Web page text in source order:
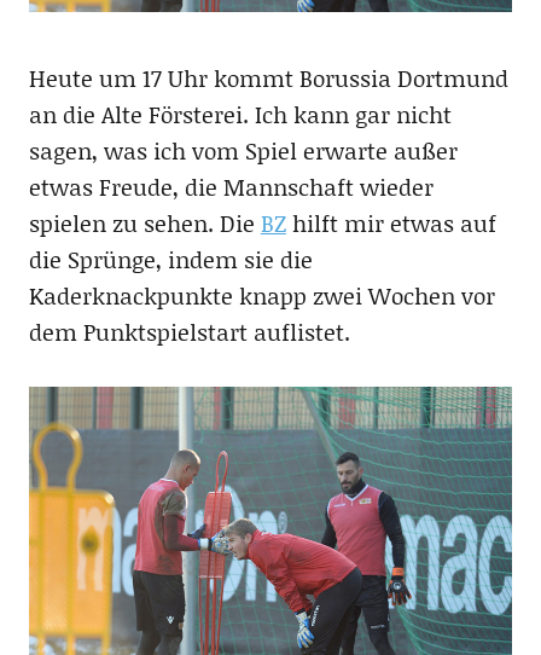
Heute um 17 Uhr kommt Borussia Dortmund
an die Alte Försterei. Ich kann gar nicht
sagen, was ich vom Spiel erwarte außer
etwas Freude, die Mannschaft wieder
spielen zu sehen. Die BZhilft mir etwas auf
die Sprünge, indem sie die
Kaderknackpunkte knapp zwei Wochen vor
dem Punktspielstart auflistet.